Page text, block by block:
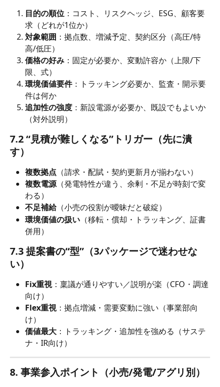
目的の順位 ：コスト、リスクヘッジ、ESG、顧客要
求（どれが1位か）
対象範囲 ：拠点数、増減予定、契約区分（高圧/特
高/低圧）
価格の好み ：固定が必要か、変動許容か（上限/下
限、式）
環境価値要件：トラッキング必要か、監査・開示要
件は何か
追加性の強度 ：新設電源が必要か、既設でもよいか
（対外説明）
7.2 “見積が難しくなる”トリガー（先に潰
す）
複数拠点 （請求・配賦・契約更新月が揃わない）
複数電源（発電特性が違う、余剰・不足が時刻で変
わる）
不足補給（小売の役割が曖昧だと破綻）
環境価値の扱い （移転・償却・トラッキング、証書
併用）
7.3 提案書の“型”（3パッケージで迷わせな
い）
Fix重視：稟議が通りやすい／説明が楽（CFO・調達
向け）
Flex重視：拠点増減・需要変動に強い（事業部向
け）
価値最大 ：トラッキング・追加性を強める（サステ
ナ・IR向け）
8. 事業参入ポイント（小売/発電/アグリ別）